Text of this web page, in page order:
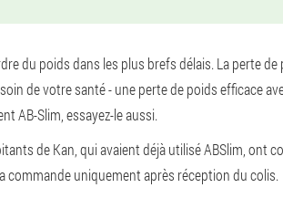
du poids dans les plus brefs délais. La perte de
de votre santé - une perte de poids efficace
AB-Slim, essayez-le aussi.
de Kan, qui avaient déjà utilisé ABSlim, ont
commande uniquement après réception du colis.